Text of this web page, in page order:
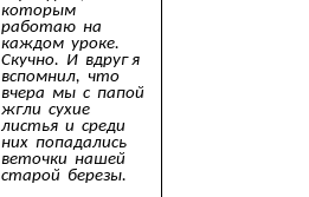
которым
работаю на
каждом уроке.
Скучно. И вдруг я
вспомнил, что
вчера мы с папой
жгли сухие
листья и среди
них попадались
веточки нашей
старой березы.